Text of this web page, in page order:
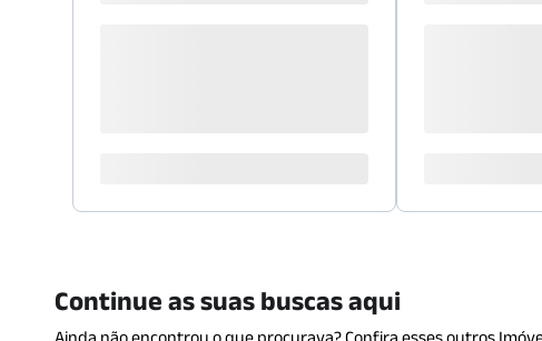
Continue as suas buscas aqui
Ainda não encontrou o que procurava? Confira esses outros